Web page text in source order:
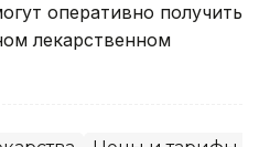
оперативно получить
лекарственном